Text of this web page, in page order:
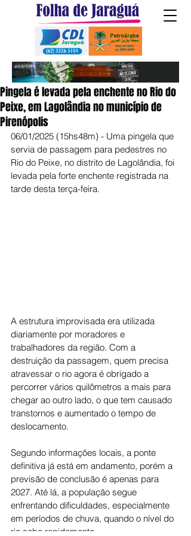
Pingela é levada pela enchente no Rio do
Peixe, em Lagolândia no município de
Pirenópolis
06/01/2025 (15hs48m) - Uma pingela que
servia de passagem para pedestres no
Rio do Peixe, no distrito de Lagolândia, foi
levada pela forte enchente registrada na
tarde desta terça-feira.
A estrutura improvisada era utilizada
diariamente por moradores e
trabalhadores da região. Com a
destruição da passagem, quem precisa
atravessar o rio agora é obrigado a
percorrer vários quilômetros a mais para
chegar ao outro lado, o que tem causado
transtornos e aumentado o tempo de
deslocamento.
Segundo informações locais, a ponte
definitiva já está em andamento, porém a
previsão de conclusão é apenas para
2027. Até lá, a população segue
enfrentando dificuldades, especialmente
em períodos de chuva, quando o nível do
rio sobe rapidamente.